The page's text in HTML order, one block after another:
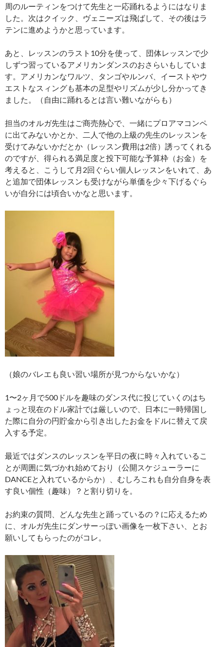
周のルーティンをつけて先生と一応踊れるようにはなりま
した。次はクイック、ヴェニーズは飛ばして、その後はラ
テンに進めようかと思っています。
あと、レッスンのラスト10分を使って、団体レッスンで少
しずつ習っているアメリカンダンスのおさらいもしていま
す。アメリカンなワルツ、タンゴやルンバ、イーストやウ
エストなスィングも基本の足型やリズムが少し分かってき
ました。（自由に踊れるとは言い難いながらも）
担当のオルガ先生はご商売熱心で、一緒にプロアマコンペ
に出てみないかとか、二人で他の上級の先生のレッスンを
受けてみないかだとか（レッスン費用は2倍）誘ってくれる
のですが、得られる満足度と投下可能な予算枠（お金）を
考えると、こうして月2回ぐらい個人レッスンをいれて、あ
と追加で団体レッスンも受けながら単価を少々下げるぐら
いが自分には頃合いかなと思います。
（娘のバレエも良い習い場所が見つからないかな）
1〜2ヶ月で500ドルを趣味のダンス代に投じていくのはち
ょっと現在のドル家計では厳しいので、日本に一時帰国し
た際に自分の円貯金から引き出したお金をドルに替えて戻
入する予定。
最近ではダンスのレッスンを平日の夜に時々入れているこ
とが周囲に気づかれ始めており（公開スケジューラーに
DANCEと入れているからか）、むしろこれも自分自身を表
す良い個性（趣味）？と割り切りを。
お約束の質問、どんな先生と踊っているの？に応えるため
に、オルガ先生にダンサーっぽい画像を一枚下さい、とお
願いしてもらったのがコレ。